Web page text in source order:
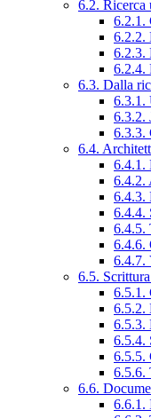
6.2. Ricerca
6.2.1.
6.2.2.
6.2.3.
6.2.4.
6.3. Dalla
6.3.1.
6.3.2.
6.3.3.
6.4.
6.4.1.
6.4.2.
6.4.3.
6.4.4.
6.4.5.
6.4.6.
6.4.7.
6.5.
6.5.1.
6.5.2.
6.5.3.
6.5.4.
6.5.5.
6.5.6.
6.6.
6.6.1.